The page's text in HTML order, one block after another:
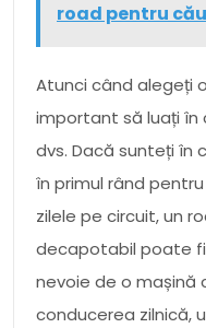
road pentru
Atunci când alegeți
important să luați în
dvs. Dacă sunteți în
în primul rând
zilele pe circuit, un
decapotabil poate fi
nevoie de o mașină
conducerea zilnică,